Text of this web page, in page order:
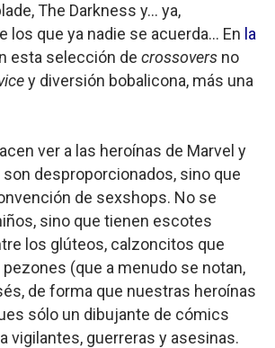
The Darkness y... ya,
que ya nadie se acuerda... En la
esta selección de crossoversno
y diversión bobalicona, más una
ver a las heroínas de Marvel y
desproporcionados, sino que
de sexshops. No se
sino que tienen escotes
los glúteos, calzoncitos que
(que a menudo se notan,
de forma que nuestras heroínas
sólo un dibujante de cómics
vigilantes, guerreras y asesinas.